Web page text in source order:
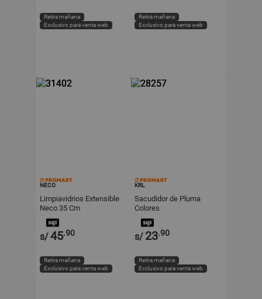
Retira mañana
Exclusivo para venta web
Retira mañana
Exclusivo para venta web
NECO
Limpiavidrios Extensible
Neco 35 Cm
s/45.90
Retira mañana
Exclusivo para venta web
KRL
Sacudidor de Pluma
Colores
s/ 23.90
Retira mañana
Exclusivo para venta web